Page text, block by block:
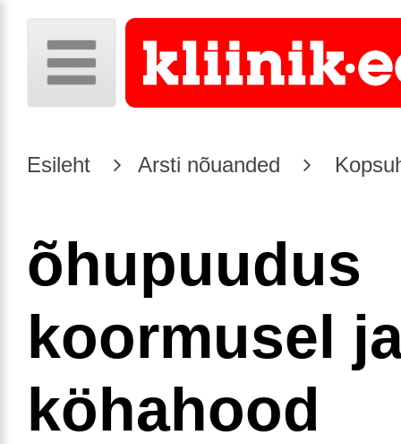
Esileht Arsti nõuanded
õhupuudus
koormusel
köhahood